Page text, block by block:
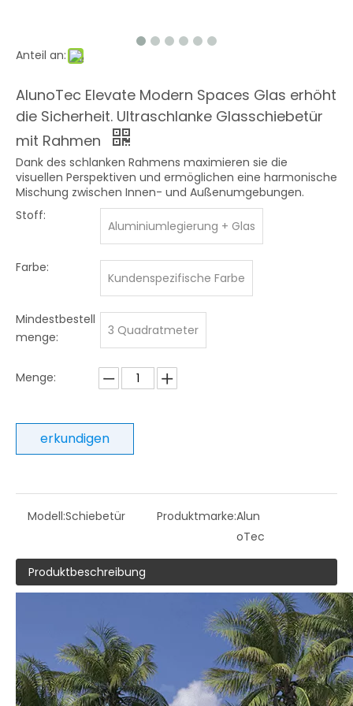
Anteil an:
AlunoTec Elevate Modern Spaces Glas erhöht
die Sicherheit. Ultraschlanke Glasschiebetür
mit Rahmen
Dank des schlanken Rahmens maximieren sie die
visuellen Perspektiven und ermöglichen eine harmonische
Mischung zwischen Innen- und Außenumgebungen.
Stoff:
Aluminiumlegierung + Glas
Farbe:
Kundenspezifische Farbe
Mindestbestell
menge:
3 Quadratmeter
Menge:
erkundigen
Modell:Schiebetür Produktmarke:Alun
oTec
Produktbeschreibung